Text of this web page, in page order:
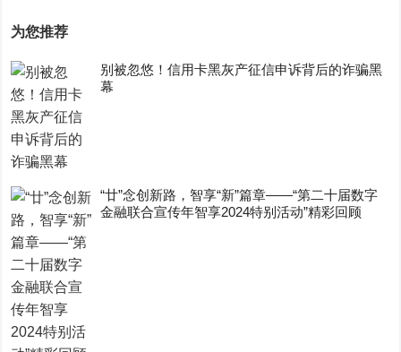
为您推荐
别被忽悠！信用卡黑灰产征信申诉背后的诈骗黑
幕
“廿”念创新路，智享“新”篇章——“第二十届数字
金融联合宣传年智享2024特别活动”精彩回顾